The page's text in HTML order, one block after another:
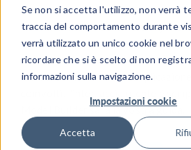
Se non si accetta l'utilizzo, non verrà
traccia del comportamento durante
verrà utilizzato un unico cookie nel
ricordare che si è scelto di non
informazioni sulla navigazione.
Impostazioni cookie
Accetta
Il software COMSOL Multiphysics®
Builder, che aiuta a passare dalla
della simulazione attraverso un
Indipendentemente
Model Builder sarà la vostra guida.